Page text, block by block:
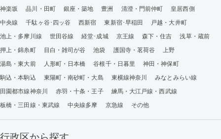
神楽坂
品川・田町 銀座・築地 豊洲 清澄・門前仲町
皇居西側
中央線
千駄ヶ谷･四ッ谷 西新宿 東新宿･早稲田
戸越・大井町
池上・多摩川線
世田谷線 経堂･成城 京王線 森下・住吉
浅草・蔵前
押上・錦糸町
目白・雑司が谷 池袋 護国寺・茗荷谷
上野
湯島・東大前
人形町・日本橋 谷根千・日暮里
神田・神保町
駒込・本駒込
東陽町・南砂町・大島 東横線神奈川
みなとみらい線
田園都市線神奈川
赤羽・十条・王子
練馬・大江戸線・西武線
板橋・三田線・東武線
中央線多摩 京急線 その他